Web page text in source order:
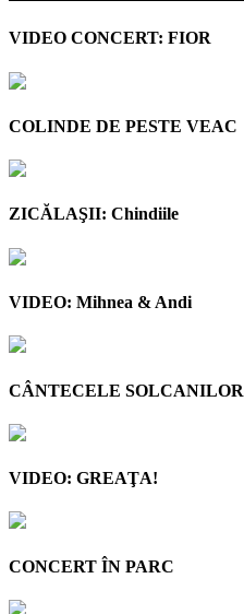
VIDEO CONCERT: FIOR
COLINDE DE PESTE VEAC
ZICĂLAŞII: Chindiile
VIDEO: Mihnea & Andi
CÂNTECELE SOLCANILOR
VIDEO: GREAŢA!
CONCERT ÎN PARC